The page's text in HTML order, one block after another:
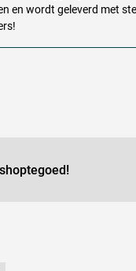
en wordt geleverd met